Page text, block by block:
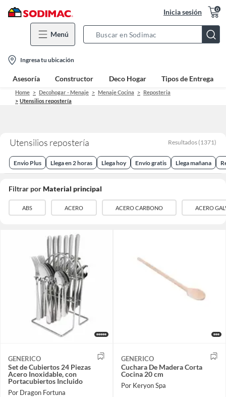
Inicia sesión 0
Menú
Bar
location-
icon
Ingresa tu ubicación
Asesoría Constructor Deco Hogar Tipos de Entrega
Home Decohogar - Menaje Menaje Cocina
Reposteria
Utensilios repostería
Utensilios repostería Resultados (1371)
Envio Plus Llega en 2 horas Llega hoy Envío gratis Llega mañana
Filtrar porMaterial principal
ABS ACERO ACERO CARBONO ACERO
GENERICO
Set de Cubiertos 24 Piezas
Acero Inoxidable, con
Portacubiertos Incluido
Por Dragon Fortuna
GENERICO
Cuchara De Madera Corta
Cocina 20 cm
Por Keryon Spa